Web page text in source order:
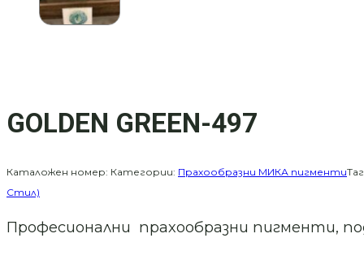
GOLDEN GREEN-497
Каталожен номер: Категории: Прахообразни МИКА пигменти
Стил)
Професионални прахообразни пигменти,